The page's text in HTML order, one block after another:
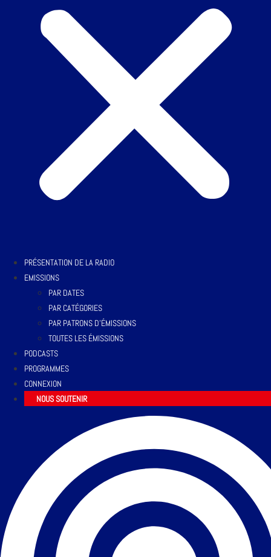
PRÉSENTATION DE LA RADIO
EMISSIONS
PAR DATES
PAR CATÉGORIES
PAR PATRONS D’ÉMISSIONS
TOUTES LES ÉMISSIONS
PODCASTS
PROGRAMMES
CONNEXION
NOUS SOUTENIR